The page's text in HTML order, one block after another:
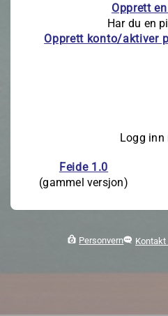
Opprett
Har du en
Opprett konto/aktiver
Logg inn
Feide 1.0
(gammel versjon)
Personvern Kontakt